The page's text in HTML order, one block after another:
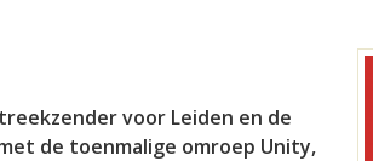
voor Leiden en de
de toenmalige omroep Unity,